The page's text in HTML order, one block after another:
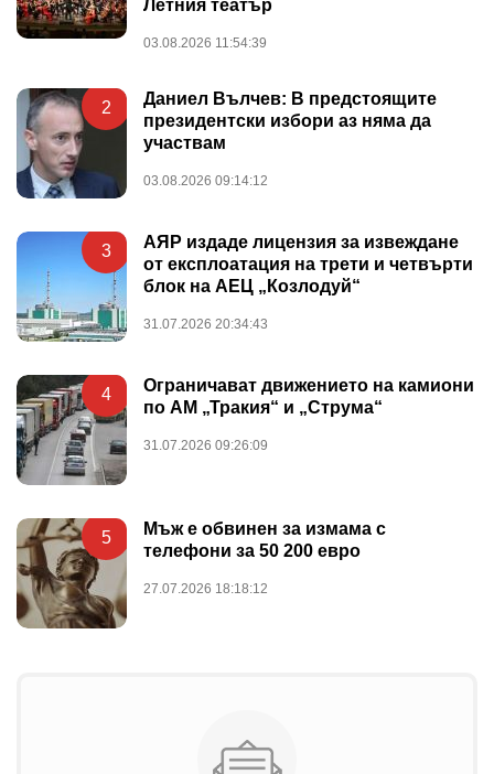
Летния театър
03.08.2026 11:54:39
2
Даниел Вълчев: В предстоящите
президентски избори аз няма да
участвам
03.08.2026 09:14:12
3
АЯР издаде лицензия за извеждане
от експлоатация на трети и четвърти
блок на АЕЦ „Козлодуй“
31.07.2026 20:34:43
4
Ограничават движението на камиони
по АМ „Тракия“ и „Струма“
31.07.2026 09:26:09
5
Мъж е обвинен за измама с
телефони за 50 200 евро
27.07.2026 18:18:12